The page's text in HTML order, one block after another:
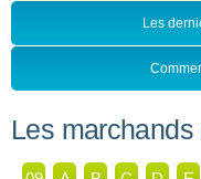
Les
Les marchands